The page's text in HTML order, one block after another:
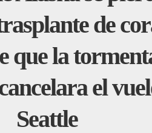
de
que la
el
Seattle